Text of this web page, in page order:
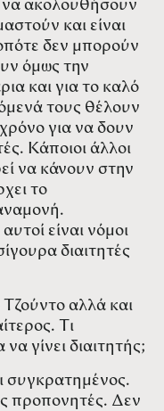
να ακολουθήσουν
και είναι
δεν μπορούν
όμως την
και για το καλό
τους θέλουν
για να δουν
Κάποιοι άλλοι
να κάνουν στην
το
είναι νόμοι
διαιτητές
αλλά και
Τι
να γίνει διαιτητής;
συγκρατημένος.
προπονητές. Δεν